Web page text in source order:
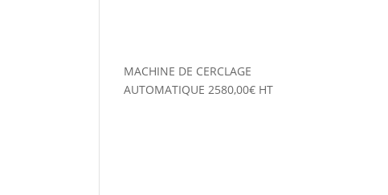
MACHINE DE CERCLAGE
AUTOMATIQUE 2580,00€ HT